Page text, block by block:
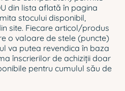
din lista aflată în pagina
stocului disponibil,
site. Fiecare articol/produs
o valoare de stele (puncte)
va putea revendica în baza
înscrierilor de achiziții doar
pentru cumulul său de